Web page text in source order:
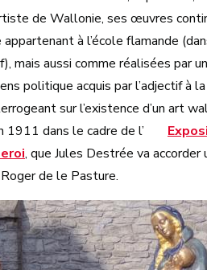
de Wallonie, ses œuvres
à l’école flamande
mais aussi comme réalisées par un
politique acquis par l’adjectif à
sur l’existence d’un art
dans le cadre de l’
, que Jules Destrée va accorder
de le Pasture.